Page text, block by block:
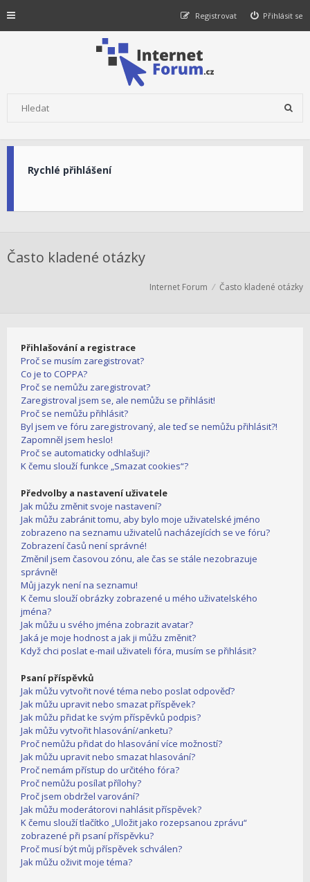
Přihlásit se
Registrovat
Rychlé přihlášení
Často kladené otázky
Internet Forum Často kladené otázky
Přihlašování a registrace
Proč se musím zaregistrovat?
Co je to COPPA?
Proč se nemůžu zaregistrovat?
Zaregistroval jsem se, ale nemůžu se přihlásit!
Proč se nemůžu přihlásit?
Byl jsem ve fóru zaregistrovaný, ale teď se nemůžu přihlásit?!
Zapomněl jsem heslo!
Proč se automaticky odhlašuji?
K čemu slouží funkce „Smazat cookies“?
Předvolby a nastavení uživatele
Jak můžu změnit svoje nastavení?
Jak můžu zabránit tomu, aby bylo moje uživatelské jméno
zobrazeno na seznamu uživatelů nacházejících se ve fóru?
Zobrazení časů není správné!
Změnil jsem časovou zónu, ale čas se stále nezobrazuje
správně!
Můj jazyk není na seznamu!
K čemu slouží obrázky zobrazené u mého uživatelského
jména?
Jak můžu u svého jména zobrazit avatar?
Jaká je moje hodnost a jak ji můžu změnit?
Když chci poslat e-mail uživateli fóra, musím se přihlásit?
Psaní příspěvků
Jak můžu vytvořit nové téma nebo poslat odpověď?
Jak můžu upravit nebo smazat příspěvek?
Jak můžu přidat ke svým příspěvků podpis?
Jak můžu vytvořit hlasování/anketu?
Proč nemůžu přidat do hlasování více možností?
Jak můžu upravit nebo smazat hlasování?
Proč nemám přístup do určitého fóra?
Proč nemůžu posílat přílohy?
Proč jsem obdržel varování?
Jak můžu moderátorovi nahlásit příspěvek?
K čemu slouží tlačítko „Uložit jako rozepsanou zprávu“
zobrazené při psaní příspěvku?
Proč musí být můj příspěvek schválen?
Jak můžu oživit moje téma?